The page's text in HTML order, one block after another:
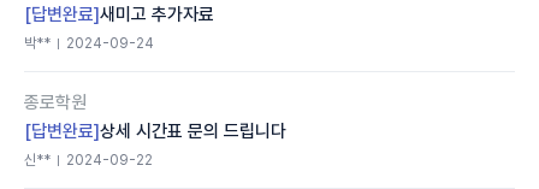
[답변완료]새미고 추가자료
박** 2024-09-24
종로학원
[답변완료]상세 시간표 문의 드립니다
신** 2024-09-22